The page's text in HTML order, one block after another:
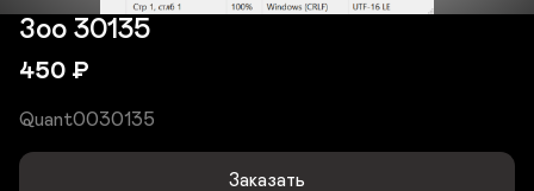
Зоо 30135
450 ₽
Quant0030135
Заказать